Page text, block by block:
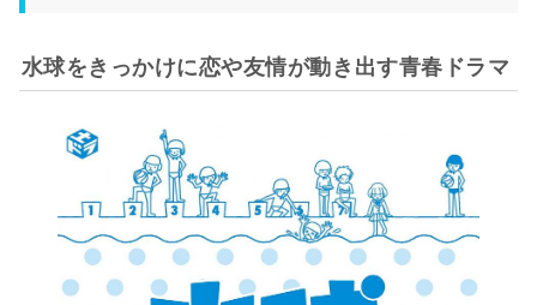
水球をきっかけに恋や友情が動き出す青春ドラマ